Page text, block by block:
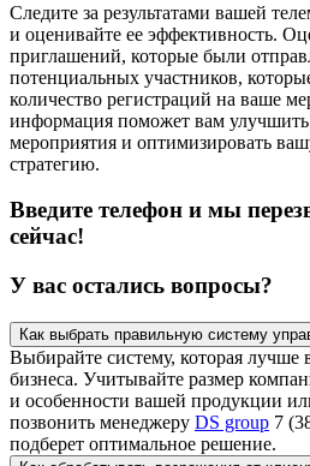
Следите за результатами вашей
и оценивайте ее эффективность.
приглашений, которые были
потенциальных участников,
количество регистраций на ваше
информация поможет вам
мероприятия и оптимизировать
стратегию.
Введите телефон и мы
сейчас!
У вас остались вопросы?
Как выбрать правильную систему
Выбирайте систему, которая лучше
бизнеса. Учитывайте размер
и особенности вашей продукции
позвонить менеджеру DS group 7
подберет оптимальное решение.